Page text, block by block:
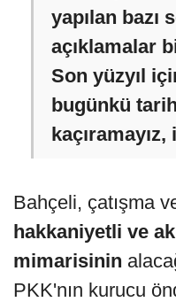
yapılan bazı
açıklamalar
Son yüzyıl
bugünkü
Bahçeli, çatışma
hakkaniyetli ve
mimarisinin
PKK'nın kurucu